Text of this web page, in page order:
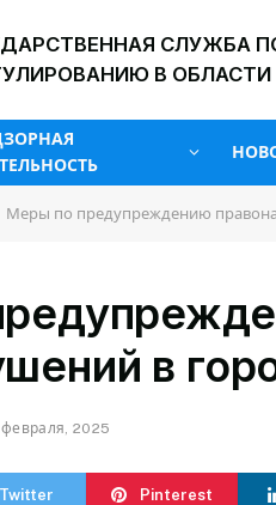
СЛУЖБА
В
Меры по предупреждению
в
2025
Twitter Pinterest